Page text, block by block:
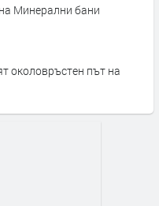
Минерални бани
околовръстен път на